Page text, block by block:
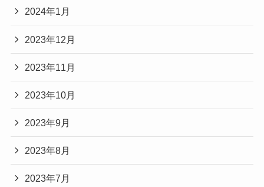
2024年1月
2023年12月
2023年11月
2023年10月
2023年9月
2023年8月
2023年7月